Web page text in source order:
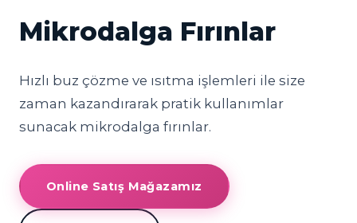
Mikrodalga Fırınlar
Hızlı buz çözme ve ısıtma işlemleri ile size
zaman kazandırarak pratik kullanımlar
sunacak mikrodalga fırınlar.
Online Satış Mağazamız